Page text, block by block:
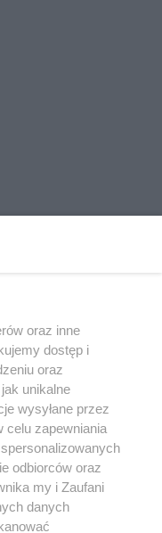
być powielany i
w jakikolwiek sposób (w
jakimkolwiek polu
umieszczaniem w
Jakiekolwiek użycie lub
z naruszeniem prawa,
groźbą kary i może być
oraz inne
dostęp i
oraz
unikalne
wysyłane przez
celu zapewniania
odbiorców oraz
my i Zaufani
danych